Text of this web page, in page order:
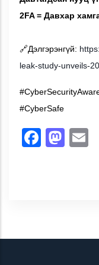
2FA = Давхар
🔗Дэлгэрэнгүй:
leak-study-unveils-
#CyberSafe